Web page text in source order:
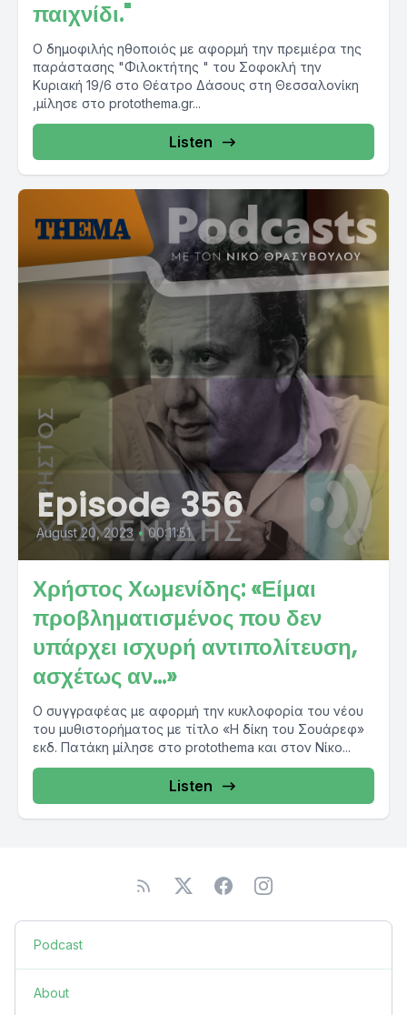
παιχνίδι."
Ο δημοφιλής ηθοποιός με αφορμή την πρεμιέρα της
παράστασης "Φιλοκτήτης " του Σοφοκλή την
Κυριακή 19/6 στο Θέατρο Δάσους στη Θεσσαλονίκη
,μίλησε στο protothema.gr...
Listen
Episode 356
August 20, 2023 • 00:11:51
Χρήστος Χωμενίδης: «Είμαι
προβληματισμένος που δεν
υπάρχει ισχυρή αντιπολίτευση,
ασχέτως αν...»
Ο συγγραφέας με αφορμή την κυκλοφορία του νέου
του μυθιστορήματος με τίτλο «Η δίκη του Σουάρεφ»
εκδ. Πατάκη μίλησε στο protothema και στον Νίκο...
Listen
Podcast
About